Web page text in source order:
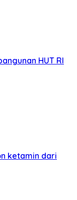
HUT RI
ketamin dari